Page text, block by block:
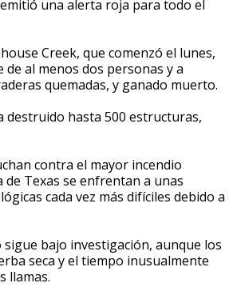
una alerta roja para todo el
Creek, que comenzó el lunes,
de al menos dos personas y a
quemadas, y ganado muerto.
destruido hasta 500 estructuras,
contra el mayor incendio
Texas se enfrentan a unas
cada vez más difíciles debido a
sigue bajo investigación, aunque los
seca y el tiempo inusualmente
llamas.